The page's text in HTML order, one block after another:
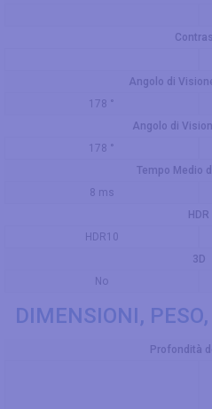
Angolo di
178 °
Angolo di
178 °
Tempo Medio
8 ms
HDR
HDR10
3D
No
DIMENSIONI, PESO,
Profondità